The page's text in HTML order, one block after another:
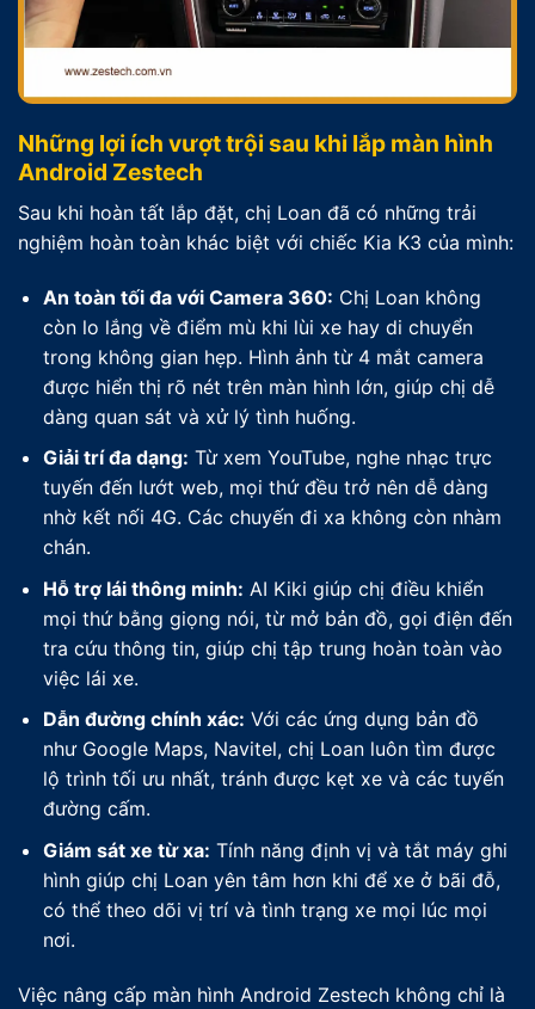
Những lợi ích vượt trội sau khi lắp màn hình
Android Zestech
Sau khi hoàn tất lắp đặt, chị Loan đã có những trải
nghiệm hoàn toàn khác biệt với chiếc Kia K3 của mình:
An toàn tối đa với Camera 360: Chị Loan không
còn lo lắng về điểm mù khi lùi xe hay di chuyển
trong không gian hẹp. Hình ảnh từ 4 mắt camera
được hiển thị rõ nét trên màn hình lớn, giúp chị dễ
dàng quan sát và xử lý tình huống.
Giải trí đa dạng: Từ xem YouTube, nghe nhạc trực
tuyến đến lướt web, mọi thứ đều trở nên dễ dàng
nhờ kết nối 4G. Các chuyến đi xa không còn nhàm
chán.
Hỗ trợ lái thông minh: AI Kiki giúp chị điều khiển
mọi thứ bằng giọng nói, từ mở bản đồ, gọi điện đến
tra cứu thông tin, giúp chị tập trung hoàn toàn vào
việc lái xe.
Dẫn đường chính xác: Với các ứng dụng bản đồ
như Google Maps, Navitel, chị Loan luôn tìm được
lộ trình tối ưu nhất, tránh được kẹt xe và các tuyến
đường cấm.
Giám sát xe từ xa: Tính năng định vị và tắt máy ghi
hình giúp chị Loan yên tâm hơn khi để xe ở bãi đỗ,
có thể theo dõi vị trí và tình trạng xe mọi lúc mọi
nơi.
Việc nâng cấp màn hình Android Zestech không chỉ là